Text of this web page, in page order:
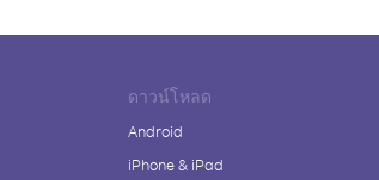
ดาวน์โหลด
Android
iPhone & iPad